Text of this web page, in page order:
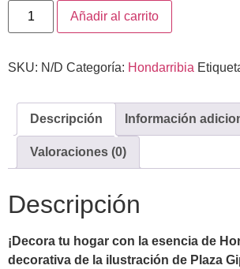
Añadir al carrito
SKU: N/D Categoría: Hondarribia
Descripción Información
Valoraciones (0)
Descripción
¡Decora tu hogar con la esencia de
decorativa de la ilustración de Plaza